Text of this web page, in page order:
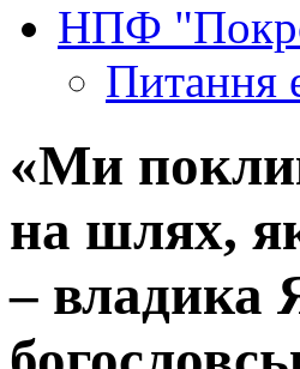
НПФ
Питання
«Ми
на шлях,
– владика